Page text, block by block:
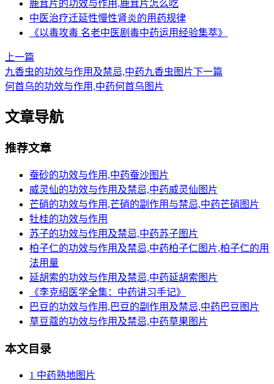
鹿茸片的功效与作用,鹿茸片怎么吃
中医治疗迁延性慢性肾炎的用药规律
《以毒攻毒 名老中医剧毒中药运用经验集萃》
上一篇
九香虫的功效与作用及禁忌,中药九香虫图片下一篇
何首乌的功效与作用,中药何首乌图片
文章导航
推荐文章
蚕砂的功效与作用,中药蚕沙图片
威灵仙的功效与作用及禁忌,中药威灵仙图片
芒硝的功效与作用,芒硝的副作用与禁忌,中药芒硝图片
牡桂的功效与作用
苏子的功效与作用及禁忌,中药苏子图片
柏子仁的功效与作用及禁忌,中药柏子仁图片,柏子仁的用
法用量
延胡索的功效与作用及禁忌,中药延胡索图片
《李克绍医学全集：中药讲习手记》
巴豆的功效与作用,巴豆的副作用及禁忌,中药巴豆图片
草豆蔻的功效与作用及禁忌,中药草果图片
本文目录
1 中药熟地图片